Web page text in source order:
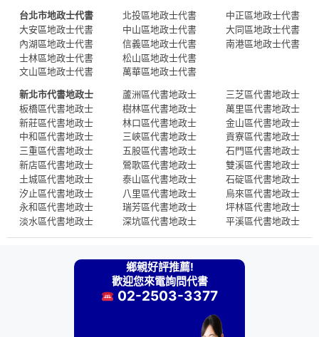
台北市地政士代書
大安區地政士代書
內湖區地政士代書
士林區地政士代書
文山區地政士代書
北投區地政士代書
中山區地政士代書
信義區地政士代書
松山區地政士代書
萬華區地政士代書
中正區地政士代書
大同區地政士代書
南港區地政士代書
新北市代書地政士
板橋區代書地政士
新莊區代書地政士
中和區代書地政士
三重區代書地政士
新店區代書地政士
土城區代書地政士
汐止區代書地政士
永和區代書地政士
淡水區代書地政士
蘆洲區代書地政士
樹林區代書地政士
林口區代書地政士
三峽區代書地政士
五股區代書地政士
鶯歌區代書地政士
泰山區代書地政士
八里區代書地政士
瑞芳區代書地政士
深坑區代書地政士
三芝區代書地政士
萬里區代書地政士
金山區代書地政士
貢寮區代書地政士
石門區代書地政士
雙溪區代書地政士
石碇區代書地政士
烏來區代書地政士
坪林區代書地政士
平溪區代書地政士
鄉親好評推薦!
歡迎您來電詢問代書
02-2503-3377